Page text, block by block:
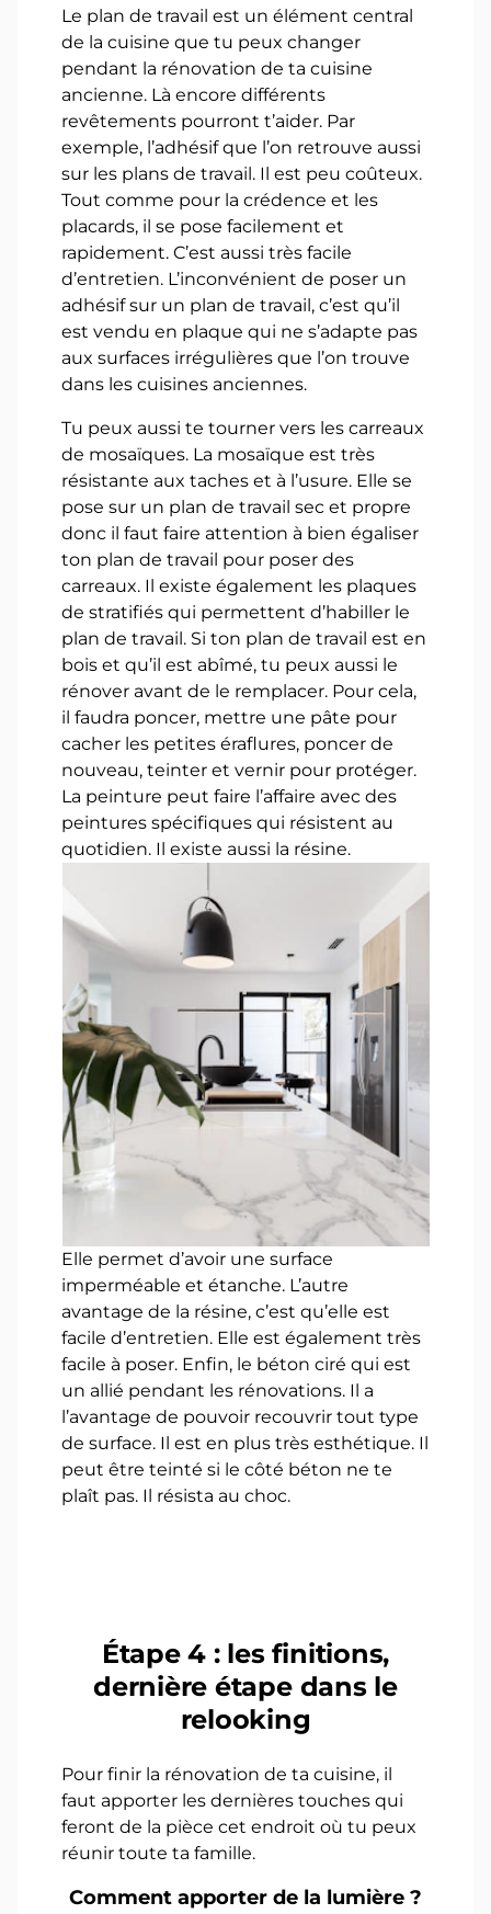
Le plan de travail est un élément central
de la cuisine que tu peux changer
pendant la rénovation de ta cuisine
ancienne. Là encore différents
revêtements pourront t’aider. Par
exemple, l’adhésif que l’on retrouve aussi
sur les plans de travail. Il est peu coûteux.
Tout comme pour la crédence et les
placards, il se pose facilement et
rapidement. C’est aussi très facile
d’entretien. L’inconvénient de poser un
adhésif sur un plan de travail, c’est qu’il
est vendu en plaque qui ne s’adapte pas
aux surfaces irrégulières que l’on trouve
dans les cuisines anciennes.
Tu peux aussi te tourner vers les carreaux
de mosaïques. La mosaïque est très
résistante aux taches et à l’usure. Elle se
pose sur un plan de travail sec et propre
donc il faut faire attention à bien égaliser
ton plan de travail pour poser des
carreaux. Il existe également les plaques
de stratifiés qui permettent d’habiller le
plan de travail. Si ton plan de travail est en
bois et qu’il est abîmé, tu peux aussi le
rénover avant de le remplacer. Pour cela,
il faudra poncer, mettre une pâte pour
cacher les petites éraflures, poncer de
nouveau, teinter et vernir pour protéger.
La peinture peut faire l’affaire avec des
peintures spécifiques qui résistent au
quotidien. Il existe aussi la résine.
Elle permet d’avoir une surface
imperméable et étanche. L’autre
avantage de la résine, c’est qu’elle est
facile d’entretien. Elle est également très
facile à poser. Enfin, le béton ciré qui est
un allié pendant les rénovations. Il a
l’avantage de pouvoir recouvrir tout type
de surface. Il est en plus très esthétique. Il
peut être teinté si le côté béton ne te
plaît pas. Il résista au choc.
Étape 4 : les finitions,
dernière étape dans le
relooking
Pour finir la rénovation de ta cuisine, il
faut apporter les dernières touches qui
feront de la pièce cet endroit où tu peux
réunir toute ta famille.
Comment apporter de la lumière ?